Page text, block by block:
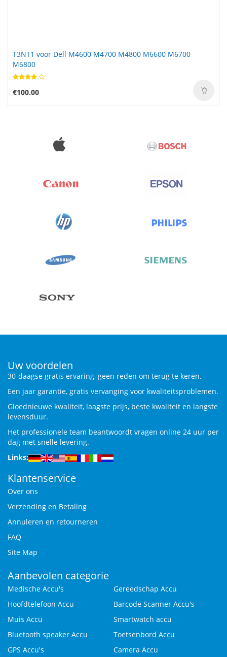
T3NT1 voor Dell M4600 M4700 M4800 M6600 M6700
M6800
€100.00
Uw voordelen
30-daagse gratis ervaring, geen reden om terug te keren.
Een jaar garantie, gratis vervanging voor kwaliteitsproblemen.
Gloednieuwe kwaliteit, laagste prijs, beste kwaliteit en langste
levensduur.
Het professionele team beantwoordt vragen online 24 uur per
dag met snelle levering.
Links:
Klantenservice
Over ons
Verzending en Betaling
Annuleren en retourneren
FAQ
Site Map
Aanbevolen categorie
Medische Accu's
Gereedschap Accu
Hoofdtelefoon Accu
Barcode Scanner Accu's
Muis Accu
Smartwatch accu
Bluetooth speaker Accu
Toetsenbord Accu
GPS Accu's
Camera Accu